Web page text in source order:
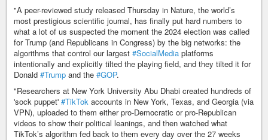
"A peer-reviewed study released Thursday in Nature, the world’s
most prestigious scientific journal, has finally put hard numbers to
what a lot of us suspected the moment the 2024 election was called
for Trump (and Republicans in Congress) by the big networks: the
algorithms that control our largest #SocialMedia platforms
intentionally and explicitly tilted the playing field, and they tilted it for
Donald #Trump and the #GOP.
"Researchers at New York University Abu Dhabi created hundreds of
'sock puppet' #TikTok accounts in New York, Texas, and Georgia (via
VPN), uploaded to them either pro-Democratic or pro-Republican
videos to show their political leanings, and then watched what
TikTok’s algorithm fed back to them every day over the 27 weeks